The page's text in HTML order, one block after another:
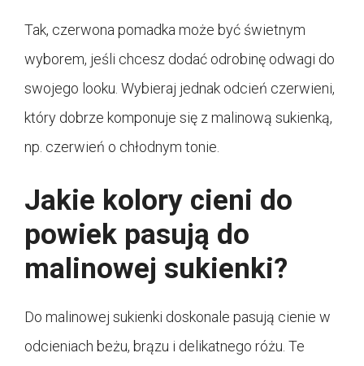
Tak, czerwona pomadka może być świetnym
wyborem, jeśli chcesz dodać odrobinę odwagi do
swojego looku. Wybieraj jednak odcień czerwieni,
który dobrze komponuje się z malinową sukienką,
np. czerwień o chłodnym tonie.
Jakie kolory cieni do
powiek pasują do
malinowej sukienki?
Do malinowej sukienki doskonale pasują cienie w
odcieniach beżu, brązu i delikatnego różu. Te